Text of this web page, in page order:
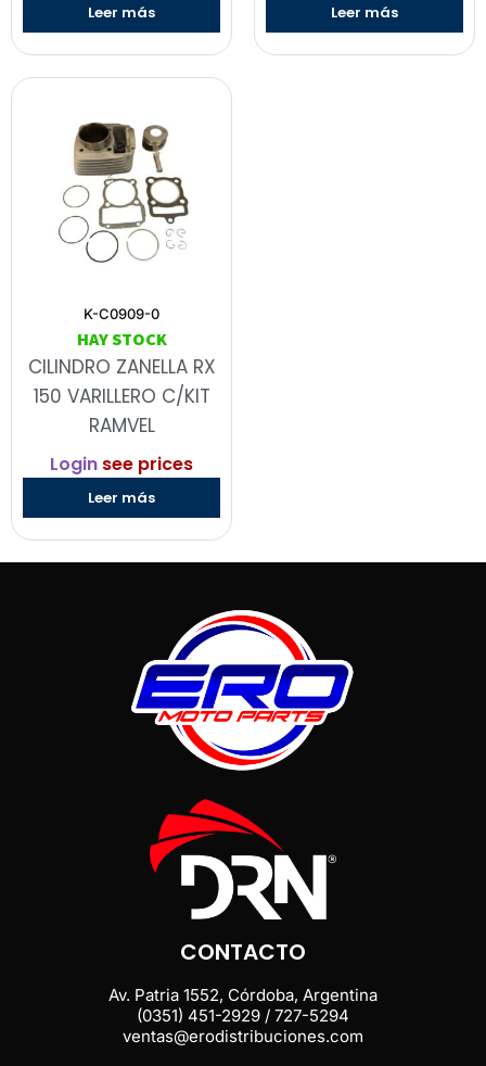
Leer más Leer más
K-C0909-0
HAY STOCK
CILINDRO ZANELLA RX
150 VARILLERO C/KIT
RAMVEL
Login see prices
Leer más
CONTACTO
Av. Patria 1552, Córdoba, Argentina
(0351) 451-2929 / 727-5294
ventas@erodistribuciones.com